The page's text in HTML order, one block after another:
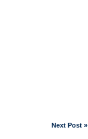
Next Post »